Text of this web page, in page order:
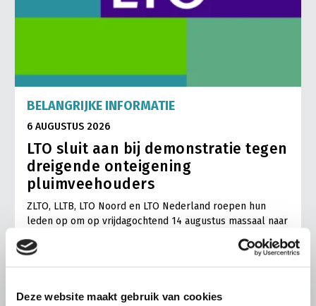
Deze website maakt gebruik van cookies
BELANGRIJKE INFORMATIE
6 AUGUSTUS 2026
LTO sluit aan bij demonstratie tegen
dreigende onteigening
pluimveehouders
ZLTO, LLTB, LTO Noord en LTO Nederland roepen hun
leden op om op vrijdagochtend 14 augustus massaal naar
het voorplein van het provinciehuis in Den Bosch te
komen…